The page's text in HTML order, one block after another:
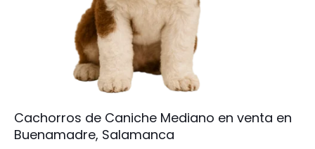
Cachorros de Caniche Mediano en venta en
Buenamadre, Salamanca